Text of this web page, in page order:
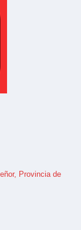
Provincia de